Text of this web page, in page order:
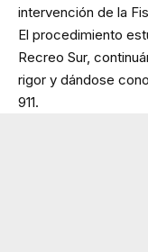
intervención de la
El procedimiento
Recreo Sur,
rigor y dándose
911.